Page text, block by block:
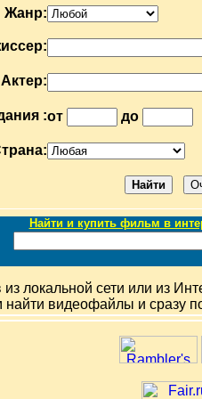
Жанр:
Актер:
:от до
Найти и купить фильм в
локальной сети или из
видеофайлы и сразу